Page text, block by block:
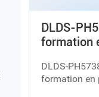
DLDS-
formation
DLDS-
formation en